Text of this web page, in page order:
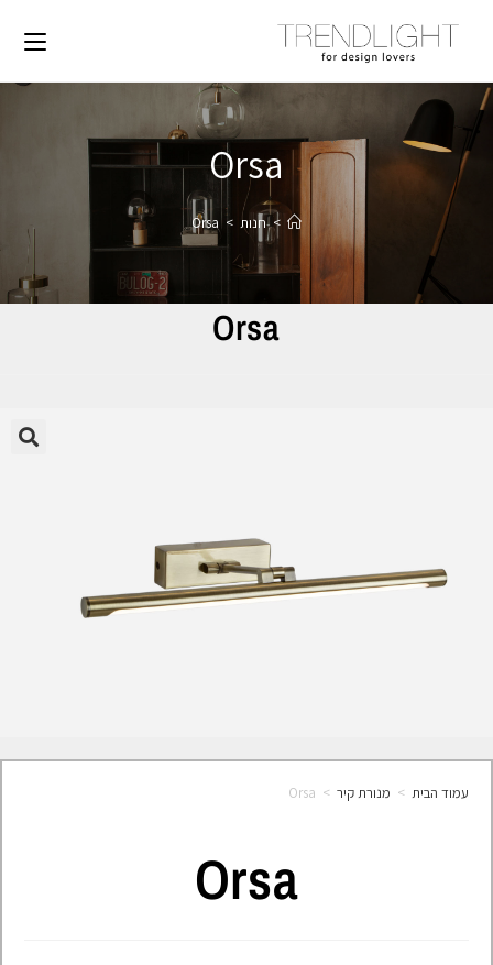
Orsa
> חנות >
Orsa
Orsa
עמוד הבית > מנורת קיר >
Orsa
Orsa